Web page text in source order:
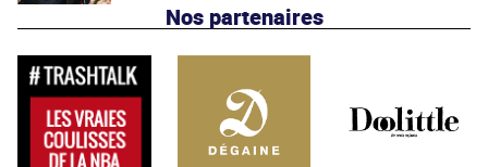
Nos partenaires